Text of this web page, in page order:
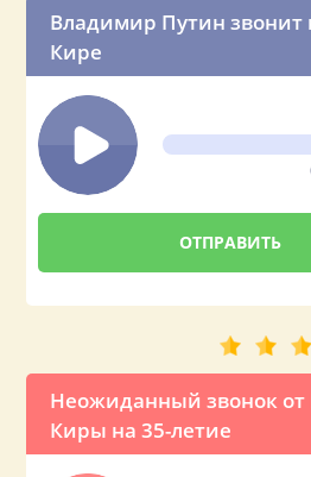
Владимир Путин звонит
Кире
Неожиданный звонок от
Киры на 35-летие